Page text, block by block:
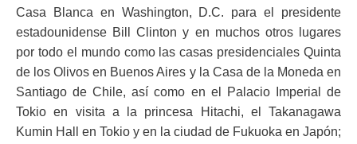
Casa Blanca en Washington, D.C. para el presidente
estadounidense Bill Clinton y en muchos otros lugares
por todo el mundo como las casas presidenciales Quinta
de los Olivos en Buenos Aires y la Casa de la Moneda en
Santiago de Chile, así como en el Palacio Imperial de
Tokio en visita a la princesa Hitachi, el Takanagawa
Kumin Hall en Tokio y en la ciudad de Fukuoka en Japón;